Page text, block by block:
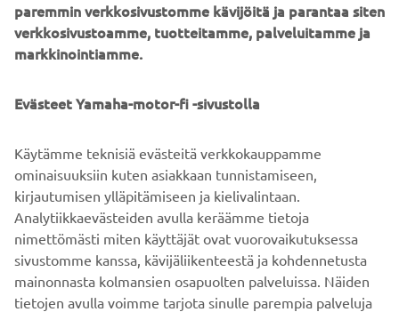
ETSI LÄHIN JÄLLEENMYYJÄ
paremmin verkkosivustomme kävijöitä ja parantaa siten
verkkosivustoamme, tuotteitamme, palveluitamme ja
markkinointiamme.
Evästeet Yamaha-motor-fi -sivustolla
Käytämme teknisiä evästeitä verkkokauppamme
ominaisuuksiin kuten asiakkaan tunnistamiseen,
kirjautumisen ylläpitämiseen ja kielivalintaan.
Analytiikkaevästeiden avulla keräämme tietoja
nimettömästi miten käyttäjät ovat vuorovaikutuksessa
sivustomme kanssa, kävijäliikenteestä ja kohdennetusta
mainonnasta kolmansien osapuolten palveluissa. Näiden
tietojen avulla voimme tarjota sinulle parempia palveluja